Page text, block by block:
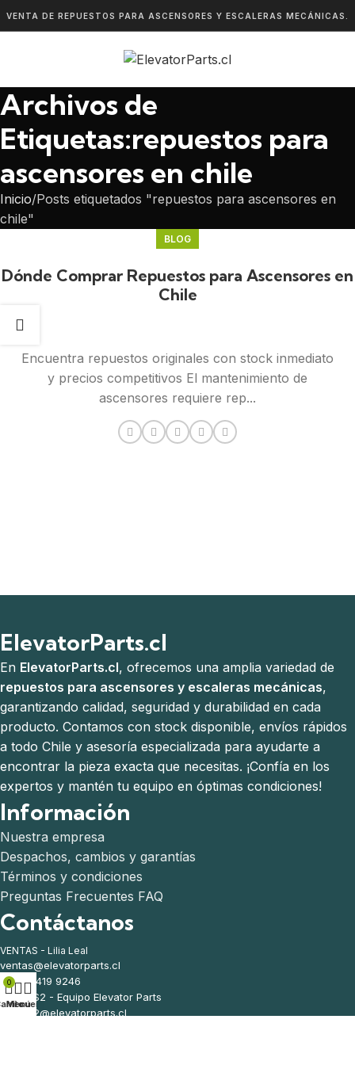
VENTA DE REPUESTOS PARA ASCENSORES Y ESCALERAS MECÁNICAS.
Archivos de
Etiquetas:repuestos para
ascensores en chile
Inicio Posts etiquetados "repuestos para ascensores en
chile"
BLOG
Dónde Comprar Repuestos para Ascensores en
Chile
Encuentra repuestos originales con stock inmediato
y precios competitivos El mantenimiento de
ascensores requiere rep...
ElevatorParts.cl
En ElevatorParts.cl, ofrecemos una amplia variedad de
repuestos para ascensores y escaleras mecánicas,
garantizando calidad, seguridad y durabilidad en cada
producto. Contamos con stock disponible, envíos rápidos
a todo Chile y asesoría especializada para ayudarte a
encontrar la pieza exacta que necesitas. ¡Confía en los
expertos y mantén tu equipo en óptimas condiciones!
Información
Nuestra empresa
Despachos, cambios y garantías
Términos y condiciones
Preguntas Frecuentes FAQ
Contáctanos
VENTAS - Lilia Leal
ventas@elevatorparts.cl
(569) 5419 9246
VENTAS2 - Equipo Elevator Parts
ventas2@elevatorparts.cl
0
Menú
Mi cuenta